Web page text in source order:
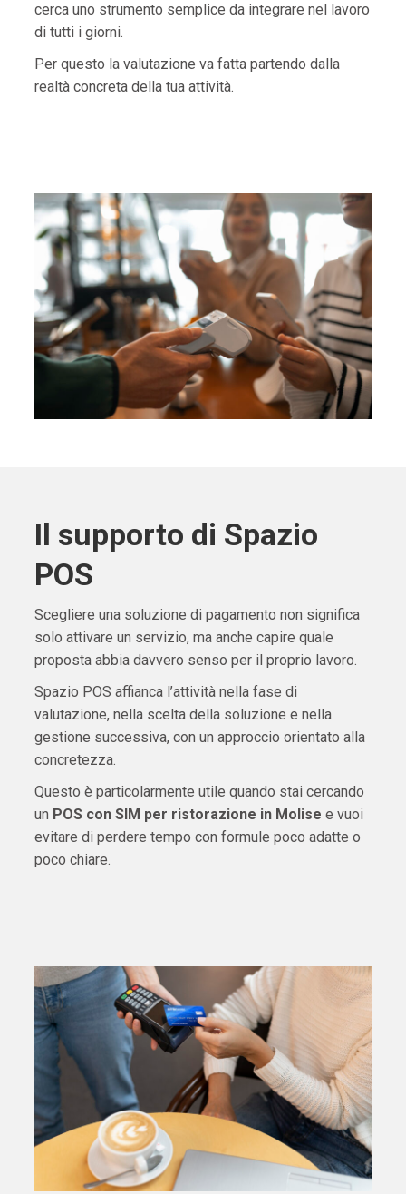
cerca uno strumento semplice da integrare nel lavoro
di tutti i giorni.
Per questo la valutazione va fatta partendo dalla
realtà concreta della tua attività.
Il supporto di Spazio
POS
Scegliere una soluzione di pagamento non significa
solo attivare un servizio, ma anche capire quale
proposta abbia davvero senso per il proprio lavoro.
Spazio POS affianca l’attività nella fase di
valutazione, nella scelta della soluzione e nella
gestione successiva, con un approccio orientato alla
concretezza.
Questo è particolarmente utile quando stai cercando
un POS con SIM per ristorazione in Molise e vuoi
evitare di perdere tempo con formule poco adatte o
poco chiare.